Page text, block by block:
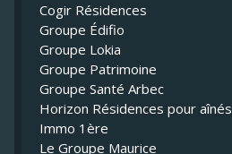
Cogir Résidences
Groupe Édifio
Groupe Lokia
Groupe Patrimoine
Groupe Santé Arbec
Horizon Résidences pour aînés
Immo 1ère
Le Groupe Maurice